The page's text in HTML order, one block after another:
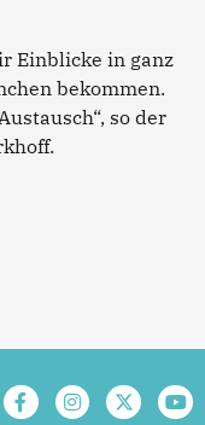
Einblicke in ganz
bekommen.
so der